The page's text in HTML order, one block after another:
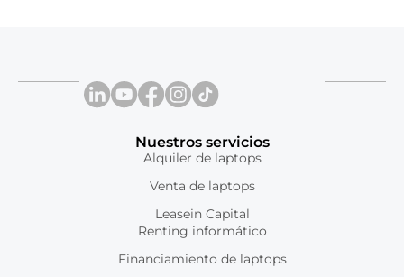
Nuestros servicios
Alquiler de laptops
Venta de laptops
Leasein Capital
Renting informático
Financiamiento de laptops